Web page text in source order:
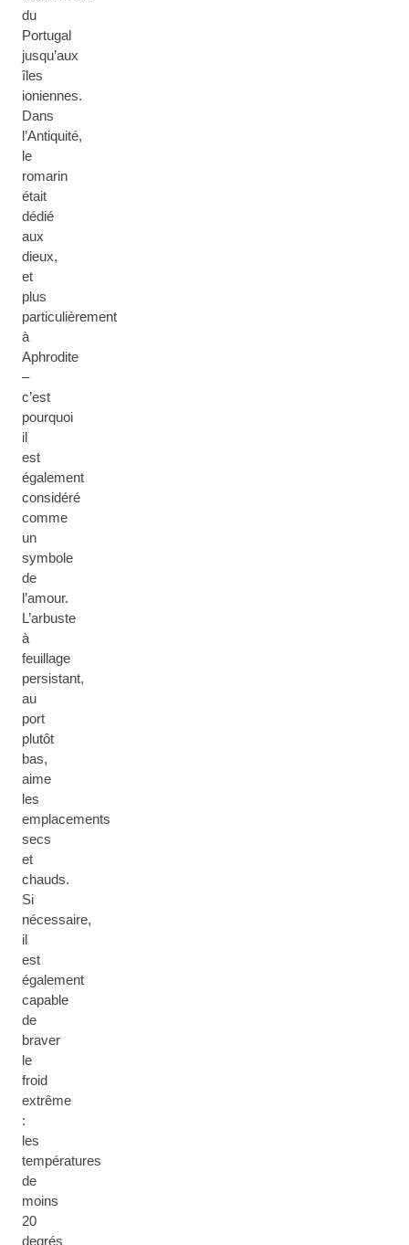
du
Portugal
jusqu’aux
îles
ioniennes.
Dans
l’Antiquité,
le
romarin
était
dédié
aux
dieux,
et
plus
particulièrement
à
Aphrodite
–
c’est
pourquoi
il
est
également
considéré
comme
un
symbole
de
l’amour.
L’arbuste
à
feuillage
persistant,
au
port
plutôt
bas,
aime
les
emplacements
secs
et
chauds.
Si
nécessaire,
il
est
également
capable
de
braver
le
froid
extrême
:
les
températures
de
moins
20
degrés